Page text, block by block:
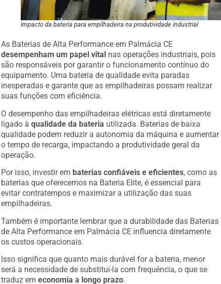
Impacto da bateria para empilhadeira na produtividade industrial
As Baterias de Alta Performance em Palmácia CE
desempenham um papel vital nas operações industriais, pois
são responsáveis por garantir o funcionamento contínuo do
equipamento. Uma bateria de qualidade evita paradas
inesperadas e garante que as empilhadeiras possam realizar
suas funções com eficiência.
O desempenho das empilhadeiras elétricas está diretamente
ligado àqualidade da bateria utilizada. Baterias de baixa
qualidade podem reduzir a autonomia da máquina e aumentar
o tempo de recarga, impactando a produtividade geral da
operação.
Por isso, investir em baterias confiáveis e eficientes , como as
baterias que oferecemos na Bateria Elite, é essencial para
evitar contratempos e maximizar a utilização das suas
empilhadeiras.
Também é importante lembrar que a durabilidade das Baterias
de Alta Performance em Palmácia CE influencia diretamente
os custos operacionais.
Isso significa que quanto mais durável for a bateria, menor
será a necessidade de substituí-la com frequência, o que se
traduz emeconomia a longo prazo